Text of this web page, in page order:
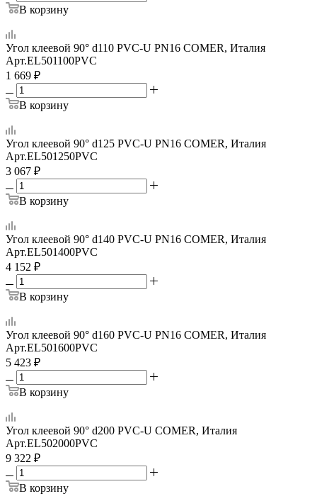
В корзину
Угол клеевой 90° d110 PVC-U PN16 COMER, Италия
Арт.EL501100PVC
1 669 ₽
В корзину
Угол клеевой 90° d125 PVC-U PN16 COMER, Италия
Арт.EL501250PVC
3 067 ₽
В корзину
Угол клеевой 90° d140 PVC-U PN16 COMER, Италия
Арт.EL501400PVC
4 152 ₽
В корзину
Угол клеевой 90° d160 PVC-U PN16 COMER, Италия
Арт.EL501600PVC
5 423 ₽
В корзину
Угол клеевой 90° d200 PVC-U COMER, Италия
Арт.EL502000PVC
9 322 ₽
В корзину